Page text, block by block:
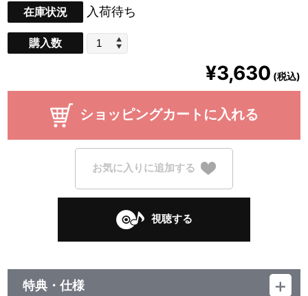
在庫状況 入荷待ち
購入数
¥3,630 (税込)
ショッピングカートに入れる
お気に入りに追加する
視聴する
特典・仕様